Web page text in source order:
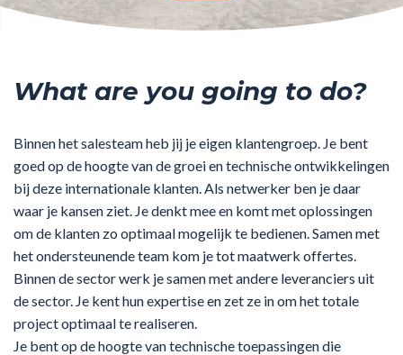
What are you going to do?
Binnen het salesteam heb jij je eigen klantengroep. Je bent
goed op de hoogte van de groei en technische ontwikkelingen
bij deze internationale klanten. Als netwerker ben je daar
waar je kansen ziet. Je denkt mee en komt met oplossingen
om de klanten zo optimaal mogelijk te bedienen. Samen met
het ondersteunende team kom je tot maatwerk offertes.
Binnen de sector werk je samen met andere leveranciers uit
de sector. Je kent hun expertise en zet ze in om het totale
project optimaal te realiseren.
Je bent op de hoogte van technische toepassingen die